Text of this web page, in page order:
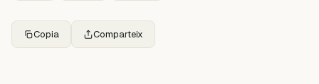
Copia Comparteix